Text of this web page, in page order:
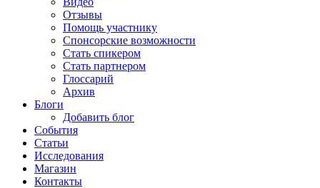
Отзывы
Помощь участнику
Спонсорские возможности
Стать спикером
Стать партнером
Глоссарий
Архив
Блоги
Добавить блог
События
Статьи
Исследования
Магазин
Контакты